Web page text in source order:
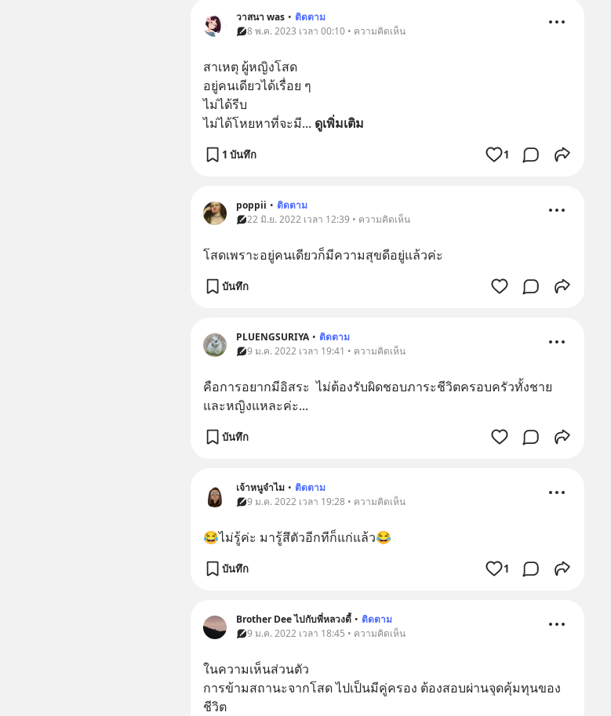
วาสนา was • ติดตาม
8 พ.ค. 2023 เวลา 00:10 • ความคิดเห็น
สาเหตุ ผู้หญิงโสด
อยู่คนเดียวได้เรื่อย ๆ
ไม่ได้รีบ
ไม่ได้โหยหาที่จะมี... ดูเพิ่มเติม
1 บันทึก 1
poppii • ติดตาม
22 มิ.ย. 2022 เวลา 12:39 • ความคิดเห็น
โสดเพราะอยู่คนเดียวก็มีความสุขดีอยู่แล้วค่ะ
บันทึก
PLUENGSURIYA • ติดตาม
9 ม.ค. 2022 เวลา 19:41 • ความคิดเห็น
คือการอยากมีอิสระ  ไม่ต้องรับผิดชอบภาระชีวิตครอบครัวทั้งชาย
และหญิงแหละค่ะ...
บันทึก
เจ้าหนูจำไม • ติดตาม
9 ม.ค. 2022 เวลา 19:28 • ความคิดเห็น
😂ไม่รู้ค่ะ มารู้สึตัวอีกทีก็แก่แล้ว😂
บันทึก 1
Brother Dee ไปกับพี่หลวงดี้ • ติดตาม
9 ม.ค. 2022 เวลา 18:45 • ความคิดเห็น
ในความเห็น​ส่วนตัว
การข้ามสถานะจากโสด​ ไปเป็นมีคู่​ครอง​ ต้องสอบผ่านจุดคุ้มทุนของ
ชีวิต​